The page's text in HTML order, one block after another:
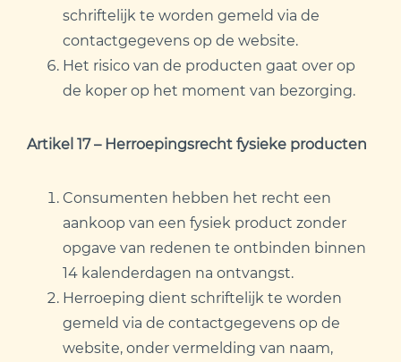
schriftelijk te worden gemeld via de
contactgegevens op de website.
Het risico van de producten gaat over op
de koper op het moment van bezorging.
Artikel 17 – Herroepingsrecht fysieke producten
Consumenten hebben het recht een
aankoop van een fysiek product zonder
opgave van redenen te ontbinden binnen
14 kalenderdagen na ontvangst.
Herroeping dient schriftelijk te worden
gemeld via de contactgegevens op de
website, onder vermelding van naam,